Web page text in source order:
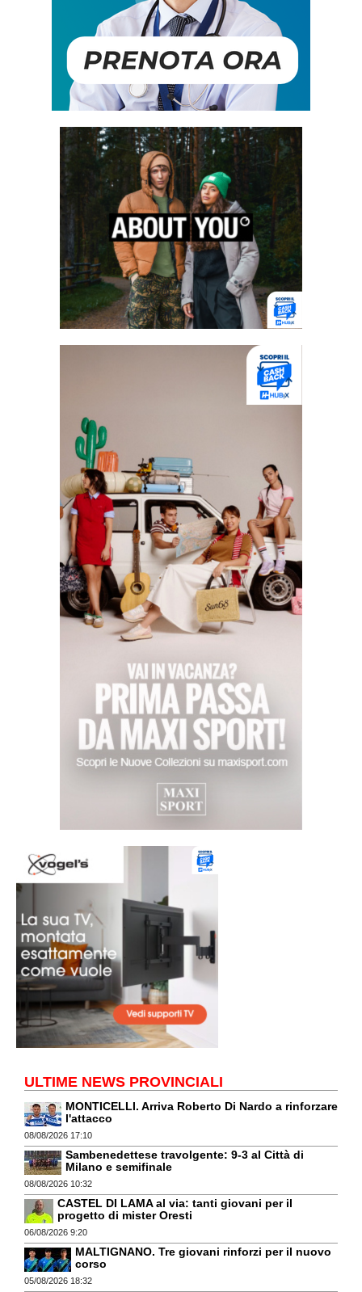
ULTIME NEWS PROVINCIALI
MONTICELLI. Arriva Roberto Di Nardo a rinforzare
l'attacco
08/08/2026 17:10
Sambenedettese travolgente: 9-3 al Città di
Milano e semifinale
08/08/2026 10:32
CASTEL DI LAMA al via: tanti giovani per il
progetto di mister Oresti
06/08/2026 9:20
MALTIGNANO. Tre giovani rinforzi per il nuovo
corso
05/08/2026 18:32